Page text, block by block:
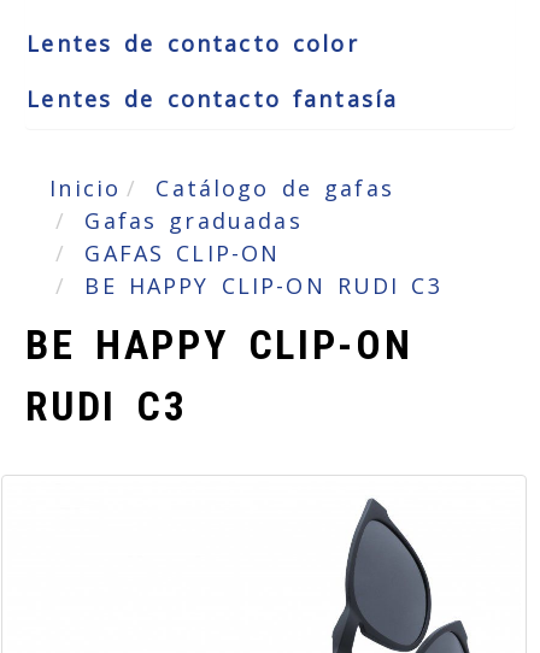
Lentes de contacto color
Lentes de contacto fantasía
Inicio
Catálogo de gafas
Gafas graduadas
GAFAS CLIP-ON
BE HAPPY CLIP-ON RUDI C3
BE HAPPY CLIP-ON
RUDI C3